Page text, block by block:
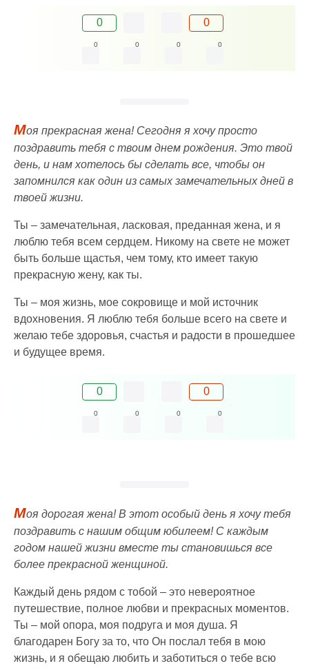
0 0
0 0 0 0
Моя прекрасная жена! Сегодня я хочу просто
поздравить тебя с твоим днем рождения. Это твой
день, и нам хотелось бы сделать все, чтобы он
запомнился как один из самых замечательных дней в
твоей жизни.
Ты – замечательная, ласковая, преданная жена, и я
люблю тебя всем сердцем. Никому на свете не может
быть больше щастья, чем тому, кто имеет такую
прекрасную жену, как ты.
Ты – моя жизнь, мое сокровище и мой источник
вдохновения. Я люблю тебя больше всего на свете и
желаю тебе здоровья, счастья и радости в прошедшее
и будущее время.
0 0
0 0 0 0
Моя дорогая жена! В этот особый день я хочу тебя
поздравить с нашим общим юбилеем! С каждым
годом нашей жизни вместе ты становишься все
более прекрасной женщиной.
Каждый день рядом с тобой – это невероятное
путешествие, полное любви и прекрасных моментов.
Ты – мой опора, моя подруга и моя душа. Я
благодарен Богу за то, что Он послал тебя в мою
жизнь, и я обещаю любить и заботиться о тебе всю